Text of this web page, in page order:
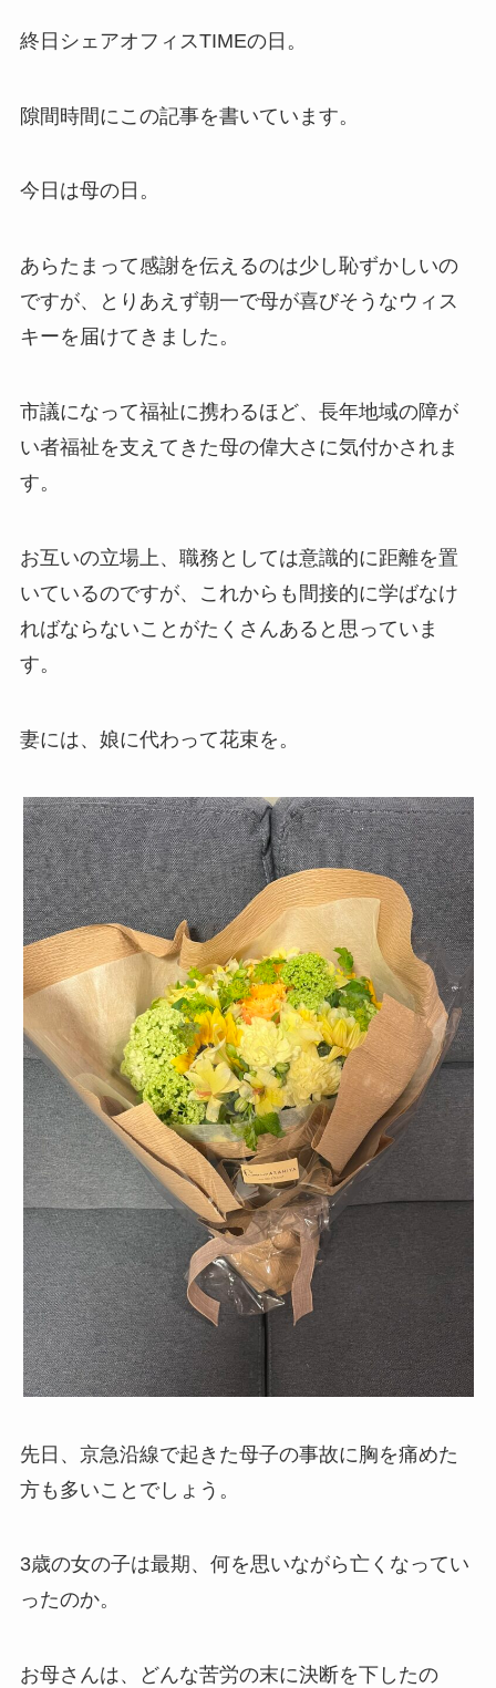
終日シェアオフィスTIMEの日。
隙間時間にこの記事を書いています。
今日は母の日。
あらたまって感謝を伝えるのは少し恥ずかしいの
ですが、とりあえず朝一で母が喜びそうなウィス
キーを届けてきました。
市議になって福祉に携わるほど、長年地域の障が
い者福祉を支えてきた母の偉大さに気付かされま
す。
お互いの立場上、職務としては意識的に距離を置
いているのですが、これからも間接的に学ばなけ
ればならないことがたくさんあると思っていま
す。
妻には、娘に代わって花束を。
先日、京急沿線で起きた母子の事故に胸を痛めた
方も多いことでしょう。
3歳の女の子は最期、何を思いながら亡くなってい
ったのか。
お母さんは、どんな苦労の末に決断を下したの